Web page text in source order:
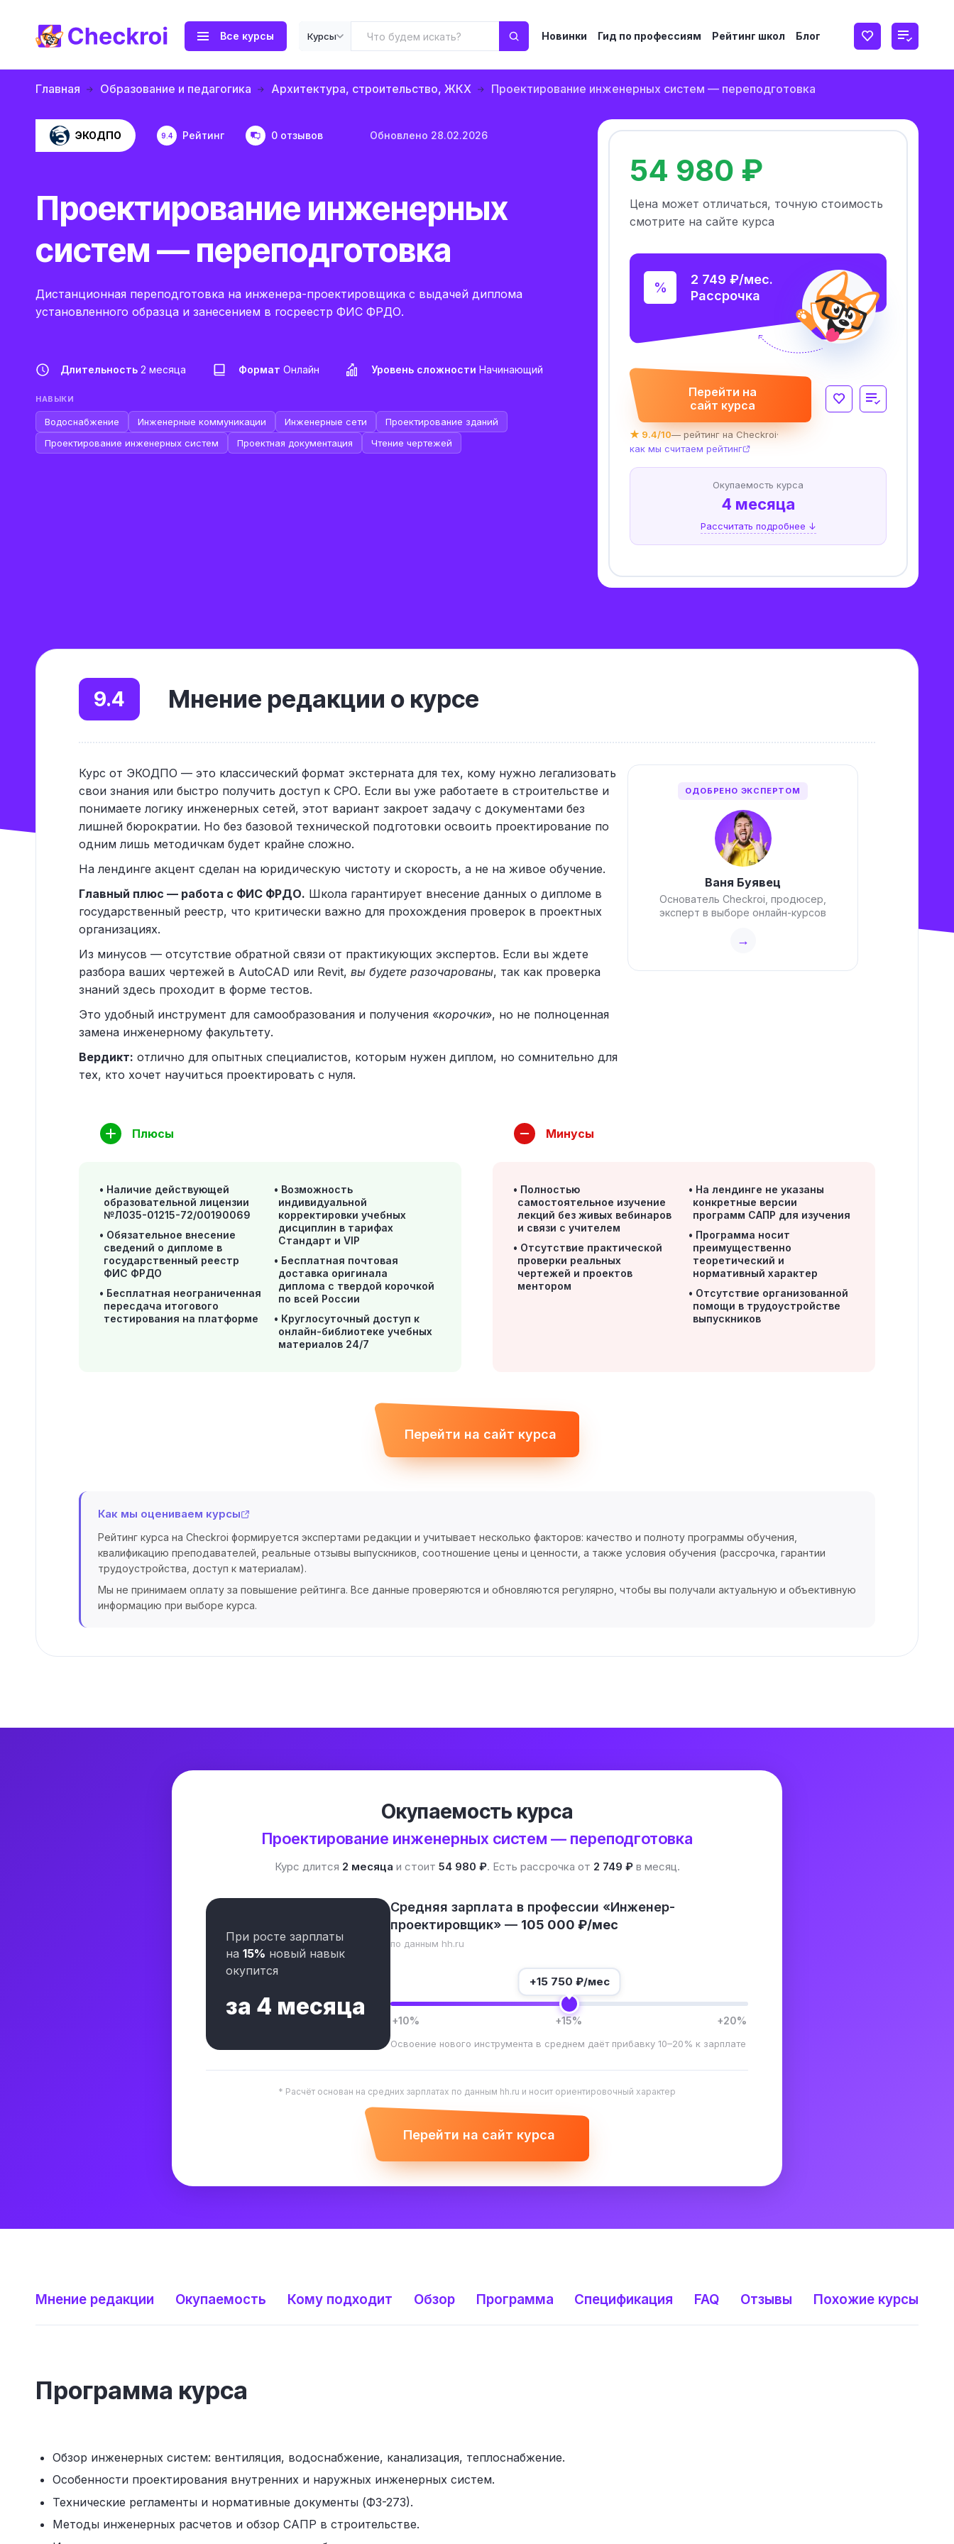
Все курсы Курсы Новинки Гид по профессиям Рейтинг школ Блог
Главная Образование и педагогика Архитектура, строительство, ЖКХ Проектирование инженерных систем — переподготовка
ЭКОДПО 9.4 Рейтинг 0 отзывов Обновлено 28.02.2026
Проектирование инженерных
систем — переподготовка
Дистанционная переподготовка на инженера-проектировщика с выдачей диплома
установленного образца и занесением в госреестр ФИС ФРДО.
Длительность 2 месяца Формат Онлайн Уровень сложности Начинающий
НАВЫКИ
Водоснабжение Инженерные коммуникации Инженерные сети
Проектирование зданий
Проектирование инженерных систем
Проектная документация Чтение чертежей
54 980 ₽
Цена может отличаться, точную стоимость
смотрите на сайте курса
2 749 ₽/мес.
Рассрочка
Перейти на
сайт курса
★ 9.4/10— рейтинг на Checkroi·
как мы считаем рейтинг
Окупаемость курса
4 месяца
Рассчитать подробнее ↓
Мнение редакции о курсе
9.4
Курс от ЭКОДПО — это классический формат экстерната для тех, кому нужно легализовать
свои знания или быстро получить доступ к СРО. Если вы уже работаете в строительстве и
понимаете логику инженерных сетей, этот вариант закроет задачу с документами без
лишней бюрократии. Но без базовой технической подготовки освоить проектирование по
одним лишь методичкам будет крайне сложно.
На лендинге акцент сделан на юридическую чистоту и скорость, а не на живое обучение.
Главный плюс — работа с ФИС ФРДО. Школа гарантирует внесение данных о дипломе в
государственный реестр, что критически важно для прохождения проверок в проектных
организациях.
Из минусов — отсутствие обратной связи от практикующих экспертов. Если вы ждете
разбора ваших чертежей в AutoCAD или Revit, вы будете разочарованы, так как проверка
знаний здесь проходит в форме тестов.
Это удобный инструмент для самообразования и получения «корочки», но не полноценная
замена инженерному факультету.
Вердикт: отлично для опытных специалистов, которым нужен диплом, но сомнительно для
тех, кто хочет научиться проектировать с нуля.
ОДОБРЕНО ЭКСПЕРТОМ
Ваня Буявец
Основатель Checkroi, продюсер,
эксперт в выборе онлайн-курсов
→
Плюсы
Наличие действующей
образовательной лицензии
№Л035-01215-72/00190069
Обязательное внесение
сведений о дипломе в
государственный реестр
ФИС ФРДО
Бесплатная неограниченная
пересдача итогового
тестирования на платформе
Возможность
индивидуальной
корректировки учебных
дисциплин в тарифах
Стандарт и VIP
Бесплатная почтовая
доставка оригинала
диплома с твердой корочкой
по всей России
Круглосуточный доступ к
онлайн-библиотеке учебных
материалов 24/7
Минусы
Полностью
самостоятельное изучение
лекций без живых вебинаров
и связи с учителем
Отсутствие практической
проверки реальных
чертежей и проектов
ментором
На лендинге не указаны
конкретные версии
программ САПР для изучения
Программа носит
преимущественно
теоретический и
нормативный характер
Отсутствие организованной
помощи в трудоустройстве
выпускников
Перейти на сайт курса
Как мы оцениваем курсы
Рейтинг курса на Checkroi формируется экспертами редакции и учитывает несколько факторов: качество и полноту программы обучения,
квалификацию преподавателей, реальные отзывы выпускников, соотношение цены и ценности, а также условия обучения (рассрочка, гарантии
трудоустройства, доступ к материалам).
Мы не принимаем оплату за повышение рейтинга. Все данные проверяются и обновляются регулярно, чтобы вы получали актуальную и объективную
информацию при выборе курса.
Окупаемость курса
Проектирование инженерных систем — переподготовка
Курс длится 2 месяца и стоит 54 980 ₽. Есть рассрочка от 2 749 ₽в месяц.
При росте зарплаты
на 15% новый навык
окупится
за 4 месяца
Средняя зарплата в профессии «Инженер-
проектировщик» — 105 000 ₽/мес
по данным hh.ru
+15 750 ₽/мес
+10% +15% +20%
Освоение нового инструмента в среднем даёт прибавку 10–20% к зарплате
* Расчёт основан на средних зарплатах по данным hh.ru и носит ориентировочный характер
Перейти на сайт курса
Мнение редакции Окупаемость Кому подходит Обзор Программа Спецификация FAQ Отзывы Похожие курсы
Программа курса
Обзор инженерных систем: вентиляция, водоснабжение, канализация, теплоснабжение.
Особенности проектирования внутренних и наружных инженерных систем.
Технические регламенты и нормативные документы (ФЗ-273).
Методы инженерных расчетов и обзор САПР в строительстве.